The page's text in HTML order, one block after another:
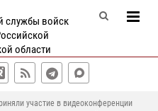
службы войск
области
участие в видеоконференции